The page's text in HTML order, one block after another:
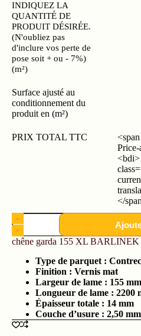
INDIQUEZ LA
QUANTITÉ DE
PRODUIT DÉSIRÉE.
(N'oubliez pas
d'inclure vos perte de
pose soit + ou - 7%)
(m²)
Surface ajusté au
conditionnement du
produit en (m²)
PRIX TOTAL TTC
</
chêne garda 155 XL BARLINEK
Type de parquet :
Finition : Vernis mat
Largeur de lame : 155 mm
Longueur de lame : 2200
Épaisseur totale : 14 mm
Couche d’usure : 2,50 mm